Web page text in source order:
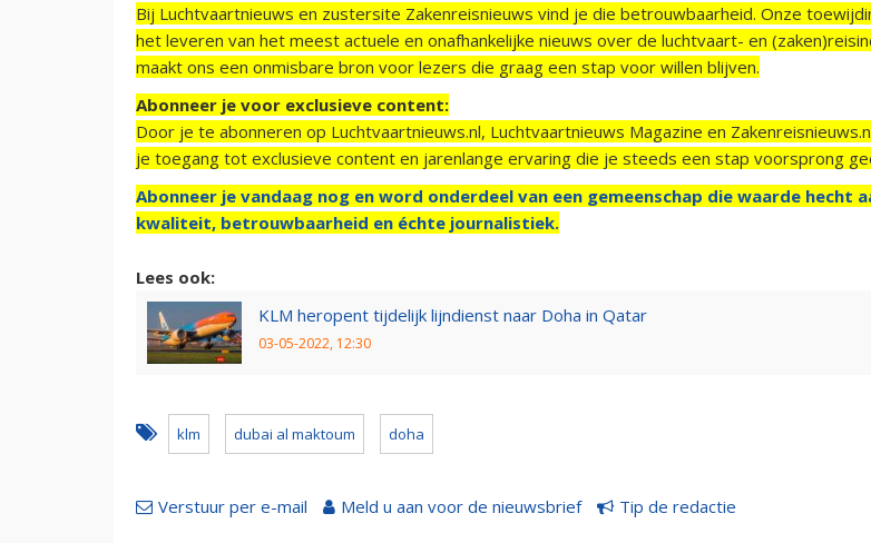
Bij Luchtvaartnieuws en zustersite Zakenreisnieuws vind je die betrouwbaarheid. Onze
het leveren van het meest actuele en onafhankelijke nieuws over de luchtvaart- en
maakt ons een onmisbare bron voor lezers die graag een stap voor willen blijven.
Abonneer je voor exclusieve content:
Door je te abonneren op Luchtvaartnieuws.nl, Luchtvaartnieuws Magazine en
je toegang tot exclusieve content en jarenlange ervaring die je steeds een stap voorsprong
Abonneer je vandaag nog en word onderdeel van een gemeenschap die waarde hecht
kwaliteit, betrouwbaarheid en échte journalistiek.
Lees ook:
KLM heropent tijdelijk lijndienst naar Doha in Qatar
03-05-2022, 12:30
klm dubai al maktoum doha
Verstuur per e-mail Meld u aan voor de nieuwsbrief Tip de redactie